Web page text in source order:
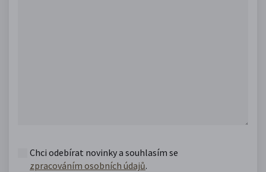
Chci odebírat novinky a souhlasím se
zpracováním osobních údajů.